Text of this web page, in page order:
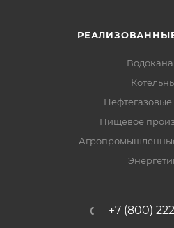
Нефтегазовые
Пищевое
+7 (800)